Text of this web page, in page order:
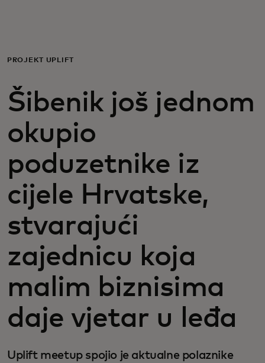
Za poslovanje
Za svijet
Za inovatore
Novosti i trendovi
PROJEKT UPLIFT
Šibenik još jednom
okupio
poduzetnike iz
cijele Hrvatske,
stvarajući
zajednicu koja
malim biznisima
daje vjetar u leđa
Uplift meetup spojio je aktualne polaznike